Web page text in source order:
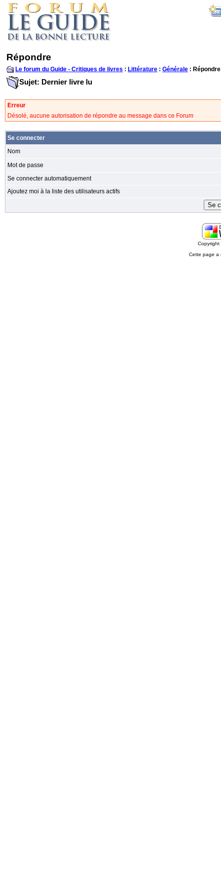
Répondre
Le forum du Guide - Critiques de livres : Littérature : Générale : Répondre
Sujet: Dernier livre lu
Erreur
Désolé, aucune autorisation de répondre au message dans ce Forum
Se connecter
Nom
Mot de passe
Se connecter automatiquement
Ajoutez moi à la liste des utilisateurs actifs
Cette page a